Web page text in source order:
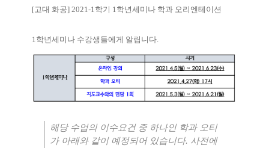
[고대 화공] 2021-1학기 1학년세미나 학과 오리엔테이션
1학년세미나 수강생들에게 알립니다.
해당 수업의 이수요건 중 하나인 학과 오티
가 아래와 같이 예정되어 있습니다. 사전에